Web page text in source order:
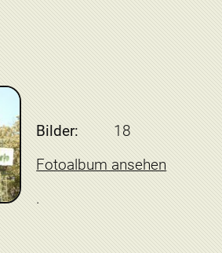
Bilder:
18
Fotoalbum ansehen